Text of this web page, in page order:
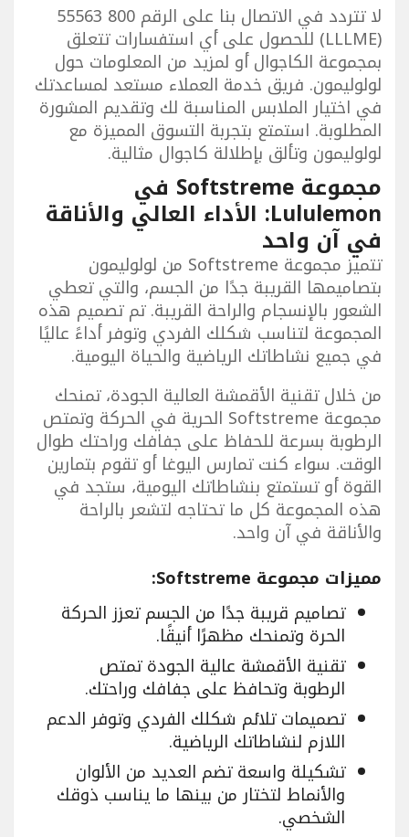
لا تتردد في الاتصال بنا على الرقم 800 55563
(LLLME) للحصول على أي استفسارات تتعلق
بمجموعة الكاجوال أو لمزيد من المعلومات حول
لولوليمون. فريق خدمة العملاء مستعد لمساعدتك
في اختيار الملابس المناسبة لك وتقديم المشورة
المطلوبة. استمتع بتجربة التسوق المميزة مع
لولوليمون وتألق بإطلالة كاجوال مثالية.
مجموعة Softstreme في
Lululemon: الأداء العالي والأناقة
في آن واحد
تتميز مجموعة Softstreme من لولوليمون
بتصاميمها القريبة جدًا من الجسم، والتي تعطي
الشعور بالإنسجام والراحة القريبة. تم تصميم هذه
المجموعة لتناسب شكلك الفردي وتوفر أداءً عاليًا
في جميع نشاطاتك الرياضية والحياة اليومية.
من خلال تقنية الأقمشة العالية الجودة، تمنحك
مجموعة Softstreme الحرية في الحركة وتمتص
الرطوبة بسرعة للحفاظ على جفافك وراحتك طوال
الوقت. سواء كنت تمارس اليوغا أو تقوم بتمارين
القوة أو تستمتع بنشاطاتك اليومية، ستجد في
هذه المجموعة كل ما تحتاجه لتشعر بالراحة
والأناقة في آن واحد.
مميزات مجموعة Softstreme:
تصاميم قريبة جدًا من الجسم تعزز الحركة
الحرة وتمنحك مظهرًا أنيقًا.
تقنية الأقمشة عالية الجودة تمتص
الرطوبة وتحافظ على جفافك وراحتك.
تصميمات تلائم شكلك الفردي وتوفر الدعم
اللازم لنشاطاتك الرياضية.
تشكيلة واسعة تضم العديد من الألوان
والأنماط لتختار من بينها ما يناسب ذوقك
الشخصي.